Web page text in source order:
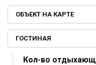
ОБЪЕКТ НА КАРТЕ
ГОСТИНАЯ
Кол-во